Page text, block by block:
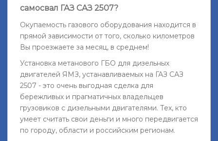
самосвал ГАЗ САЗ 2507?
Окупаемость газового оборудования находится в
прямой зависимости от того, сколько километров
Вы проезжаете за месяц, в среднем!
Установка метанового ГБО для дизельных
двигателей ЯМЗ, устанавливаемых на ГАЗ САЗ
2507 - это очень выгодная сделка для
бережливых и прагматичных владельцев
грузовиков с дизельными двигателями. Тех, кто
умеет считать свои деньги и много передвигается
по городу, области и российским регионам.